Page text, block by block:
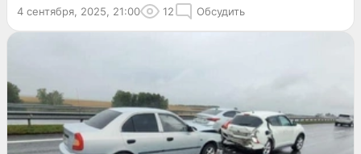
4 сентября, 2025, 21:00 12 Обсудить